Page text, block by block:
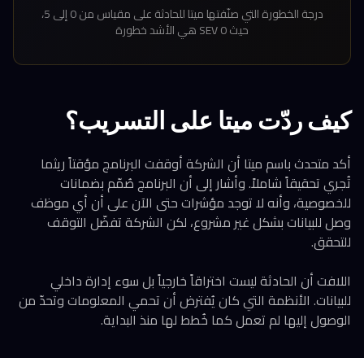
درجة الخطورة التي صنّفتها ميتا للحادثة على مقياس من 0 إلى 5،
حيث SEV 0 هي الأشد خطورة
كيف ردّت ميتا على التسريب؟
أكد متحدث باسم ميتا أن الشركة أوقفت البرنامج مؤقتاً ريثما
تُجري تحقيقاً شاملاً. وأشار إلى أن البرنامج صُمّم بضمانات
للخصوصية، وأنه لا توجد مؤشرات حتى الآن على أن أي موظف
وصل للبيانات بشكل غير مشروع، لكن الشركة تفضّل التوقف
للتحقق.
اللافت أن الحادثة ليست اختراقاً خارجياً بل سوء إدارة داخلي
للبيانات. الأنظمة التي كان يُفترض أن تحمي المعلومات وتحدّ من
الوصول إليها لم تعمل كما خُطط لها منذ البداية.